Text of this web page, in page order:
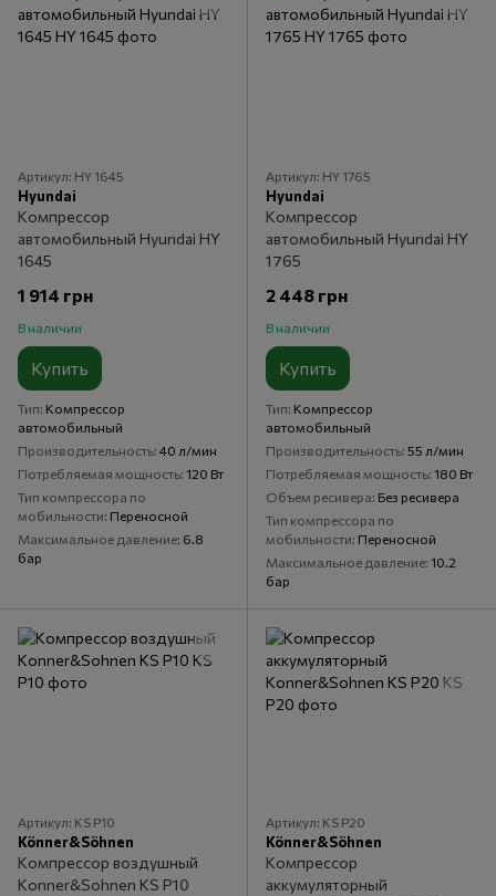
Артикул: HY 1645
Hyundai
Компрессор
автомобильный Hyundai HY
1645
1 914 грн
В наличии
Купить
Тип Компрессор
автомобильный
Производительность 40 л/мин
Потребляемая мощность 120 Вт
Тип компрессора по
мобильности Переносной
Максимальное давление 6.8
бар
Артикул: HY 1765
Hyundai
Компрессор
автомобильный Hyundai HY
1765
2 448 грн
В наличии
Купить
Тип Компрессор
автомобильный
Производительность 55 л/мин
Потребляемая мощность 180 Вт
Объем ресивера Без ресивера
Тип компрессора по
мобильности Переносной
Максимальное давление 10.2
бар
Артикул: KS P10
Könner&Söhnen
Компрессор воздушный
Konner&Sohnen KS P10
Артикул: KS P20
Könner&Söhnen
Компрессор
аккумуляторный